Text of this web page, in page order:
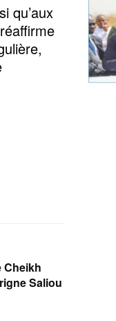
qu’aux
Cheikh
Saliou